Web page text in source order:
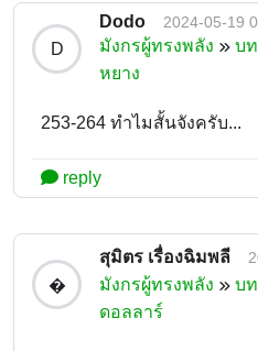
D
Dodo 2024-05-19
มังกรผู้ทรงพลัง
บ
หยาง
253-264 ทำไมสั้นจังครับ...
reply
�
สุมิตร เรื่องฉิมพลี
มังกรผู้ทรงพลัง
บ
ดอลลาร์